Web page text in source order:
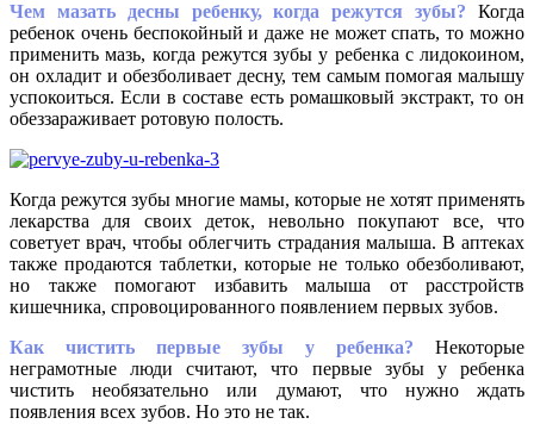
Чем мазать десны ребенку, когда режутся зубы? Когда
ребенок очень беспокойный и даже не может спать, то можно
применить мазь, когда режутся зубы у ребенка с лидокоином,
он охладит и обезболивает десну, тем самым помогая малышу
успокоиться. Если в составе есть ромашковый экстракт, то он
обеззараживает ротовую полость.
Когда режутся зубы многие мамы, которые не хотят применять
лекарства для своих деток, невольно покупают все, что
советует врач, чтобы облегчить страдания малыша. В аптеках
также продаются таблетки, которые не только обезболивают,
но также помогают избавить малыша от расстройств
кишечника, спровоцированного появлением первых зубов.
Как чистить первые зубы у ребенка? Некоторые
неграмотные люди считают, что первые зубы у ребенка
чистить необязательно или думают, что нужно ждать
появления всех зубов. Но это не так.